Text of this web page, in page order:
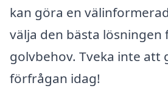
kan göra en
välja den bästa lösningen
golvbehov. Tveka inte att
förfrågan idag!